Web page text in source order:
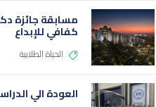
مسابقة جائزة
كفافي للإبداع
الحياة الطلابية
العودة الي